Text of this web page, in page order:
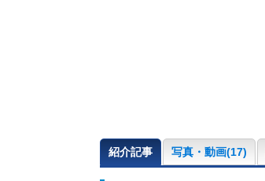
紹介記事 写真・動画(17)